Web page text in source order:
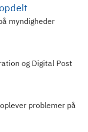
myndigheder
og Digital Post
problemer på